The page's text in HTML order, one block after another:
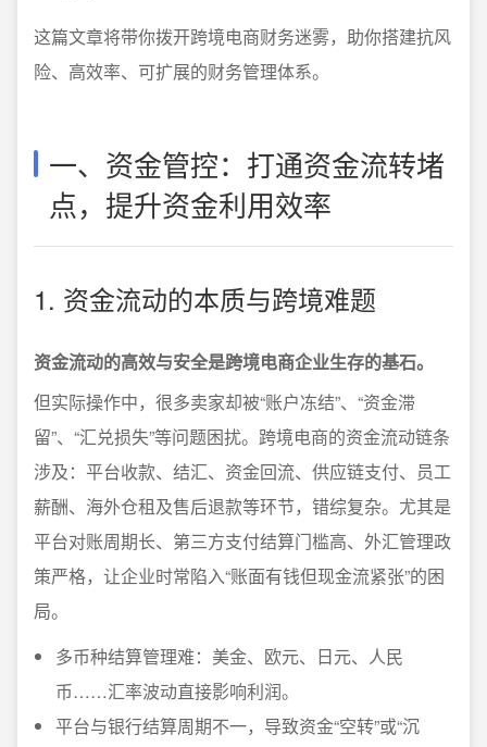
这篇文章将带你拨开跨境电商财务迷雾，助你搭建抗风
险、高效率、可扩展的财务管理体系。
一、资金管控：打通资金流转堵
点，提升资金利用效率
1. 资金流动的本质与跨境难题
资金流动的高效与安全是跨境电商企业生存的基石。
但实际操作中，很多卖家却被“账户冻结”、“资金滞
留”、“汇兑损失”等问题困扰。跨境电商的资金流动链条
涉及：平台收款、结汇、资金回流、供应链支付、员工
薪酬、海外仓租及售后退款等环节，错综复杂。尤其是
平台对账周期长、第三方支付结算门槛高、外汇管理政
策严格，让企业时常陷入“账面有钱但现金流紧张”的困
局。
多币种结算管理难：美金、欧元、日元、人民
币……汇率波动直接影响利润。
平台与银行结算周期不一，导致资金“空转”或“沉